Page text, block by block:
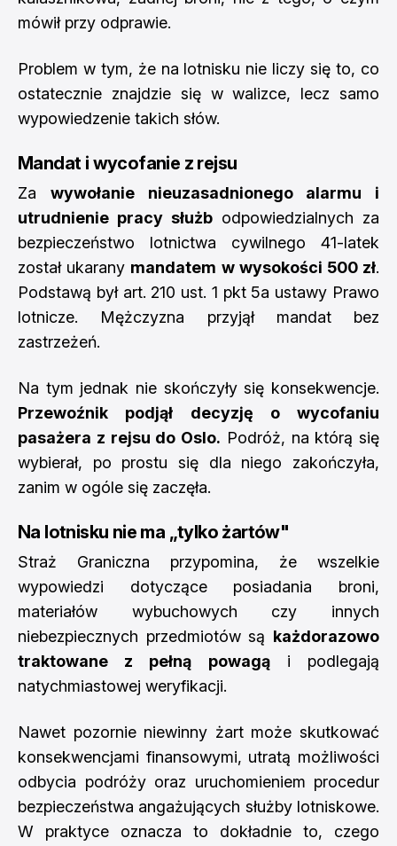
mówił przy odprawie.
Problem w tym, że na lotnisku nie liczy się to, co
ostatecznie znajdzie się w walizce, lecz samo
wypowiedzenie takich słów.
Mandat i wycofanie z rejsu
Za wywołanie nieuzasadnionego alarmu i
utrudnienie pracy służb odpowiedzialnych za
bezpieczeństwo lotnictwa cywilnego 41-latek
został ukarany mandatem w wysokości 500 zł.
Podstawą był art. 210 ust. 1 pkt 5a ustawy Prawo
lotnicze. Mężczyzna przyjął mandat bez
zastrzeżeń.
Na tym jednak nie skończyły się konsekwencje.
Przewoźnik podjął decyzję o wycofaniu
pasażera z rejsu do Oslo. Podróż, na którą się
wybierał, po prostu się dla niego zakończyła,
zanim w ogóle się zaczęła.
Na lotnisku nie ma „tylko żartów"
Straż Graniczna przypomina, że wszelkie
wypowiedzi dotyczące posiadania broni,
materiałów wybuchowych czy innych
niebezpiecznych przedmiotów są każdorazowo
traktowane z pełną powagąi podlegają
natychmiastowej weryfikacji.
Nawet pozornie niewinny żart może skutkować
konsekwencjami finansowymi, utratą możliwości
odbycia podróży oraz uruchomieniem procedur
bezpieczeństwa angażujących służby lotniskowe.
W praktyce oznacza to dokładnie to, czego